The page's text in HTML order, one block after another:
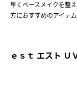
早くベースメイクを整
方におすすめのアイテム
ｅｓｔ エスト Ｕ